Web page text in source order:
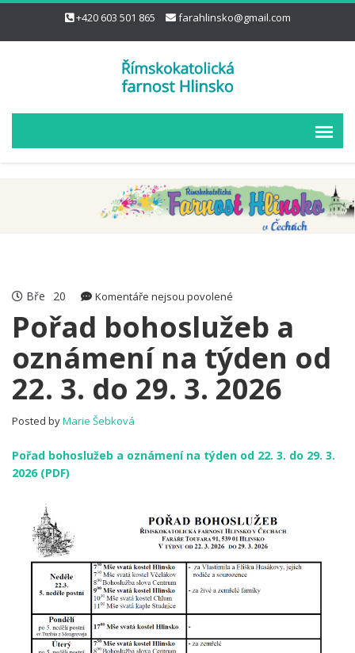
+420 603 501 865 farahlinsko@gmail.com
Bře 20 Komentáře nejsou povolené
textu
s
názvem
Pořad
bohoslužeb
a
od
29. 3.
2026
Pořad bohoslužeb a
oznámení na týden od
22. 3. do 29. 3. 2026
Posted byMarie Šebková
Pořad bohoslužeb a oznámení na týden od 22. 3. do 29. 3.
2026 (PDF)